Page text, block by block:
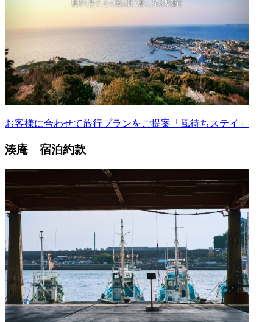
お客様に合わせて旅行プランをご提案「風待ちステイ」
湊庵 宿泊約款